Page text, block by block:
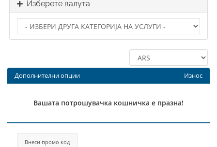
Изберете валута
Дополнителни опции Износ
Вашата потрошувачка кошничка е празна!
Внеси промо код